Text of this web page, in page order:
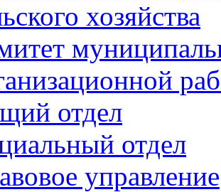
хозяйства
отдел
отдел
управление